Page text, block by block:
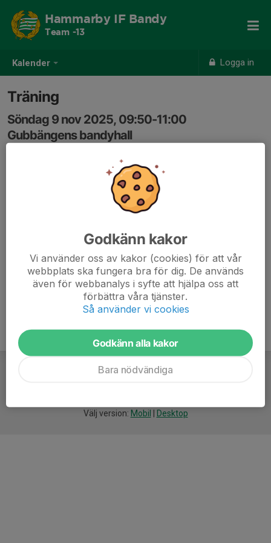
Kalender Logga in
Hammarby IF Bandy
Team -13
Träning
Söndag 9 nov 2025, 09:50-11:00
Gubbängens bandyhall
Samling: 09:20, Omklädningsrum
Genomgång av träningen i omklädningsrummet.
Välj version: Mobil Desktop
Godkänn kakor
Vi använder oss av kakor (cookies) för att vår
webbplats ska fungera bra för dig. De används
även för webbanalys i syfte att hjälpa oss att
förbättra våra tjänster.
Så använder vi cookies
Godkänn alla kakor
Bara nödvändiga